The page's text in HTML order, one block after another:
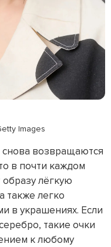
Images
возвращаются
в почти каждом
лёгкую
также легко
в украшениях. Если
такие очки
к любому